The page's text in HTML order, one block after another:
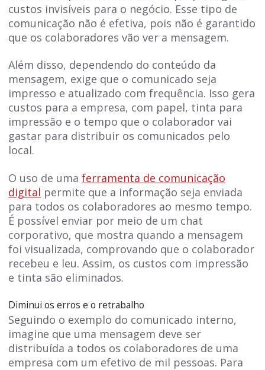
custos invisíveis para o negócio. Esse tipo de
comunicação não é efetiva, pois não é garantido
que os colaboradores vão ver a mensagem.
Além disso, dependendo do conteúdo da
mensagem, exige que o comunicado seja
impresso e atualizado com frequência. Isso gera
custos para a empresa, com papel, tinta para
impressão e o tempo que o colaborador vai
gastar para distribuir os comunicados pelo
local.
O uso de uma ferramenta de comunicação
digital permite que a informação seja enviada
para todos os colaboradores ao mesmo tempo.
É possível enviar por meio de um chat
corporativo, que mostra quando a mensagem
foi visualizada, comprovando que o colaborador
recebeu e leu. Assim, os custos com impressão
e tinta são eliminados.
Diminui os erros e o retrabalho
Seguindo o exemplo do comunicado interno,
imagine que uma mensagem deve ser
distribuída a todos os colaboradores de uma
empresa com um efetivo de mil pessoas. Para